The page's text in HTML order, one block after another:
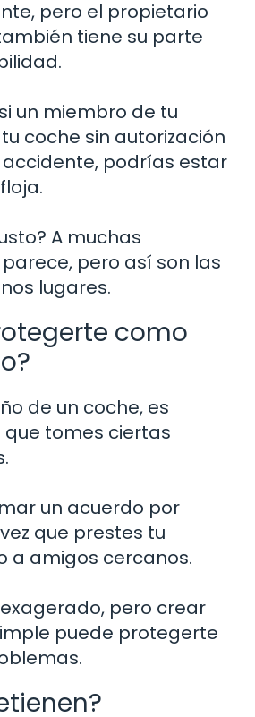
pero el propietario
tiene su parte
un miembro de tu
coche sin autorización
podrías estar
A muchas
pero así son las
lugares.
como
de un coche, es
tomes ciertas
un acuerdo por
que prestes tu
a amigos cercanos.
pero crear
puede protegerte